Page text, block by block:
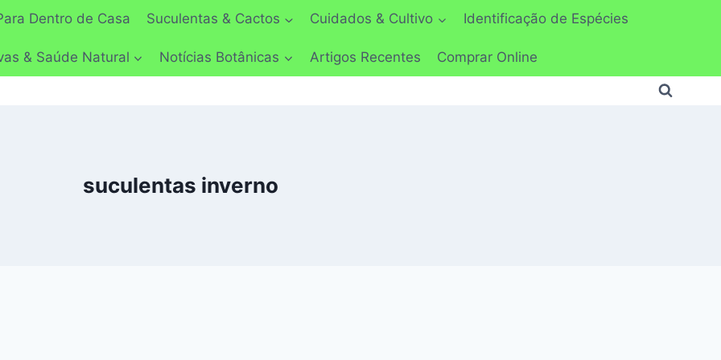
Dentro de Casa Suculentas & Cactos Cuidados & Cultivo Identificação de Espécies
& Saúde Natural Notícias Botânicas Artigos Recentes Comprar Online
suculentas inverno